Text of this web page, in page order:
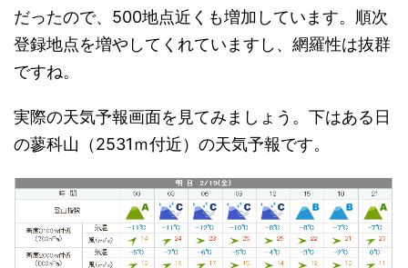
だったので、500地点近くも増加しています。順次
登録地点を増やしてくれていますし、網羅性は抜群
ですね。
実際の天気予報画面を見てみましょう。下はある日
の蓼科山（2531ｍ付近）の天気予報です。